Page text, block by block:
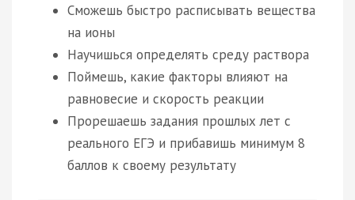
Сможешь быстро расписывать вещества
на ионы
Научишься определять среду раствора
Поймешь, какие факторы влияют на
равновесие и скорость реакции
Прорешаешь задания прошлых лет с
реального ЕГЭ и прибавишь минимум 8
баллов к своему результату